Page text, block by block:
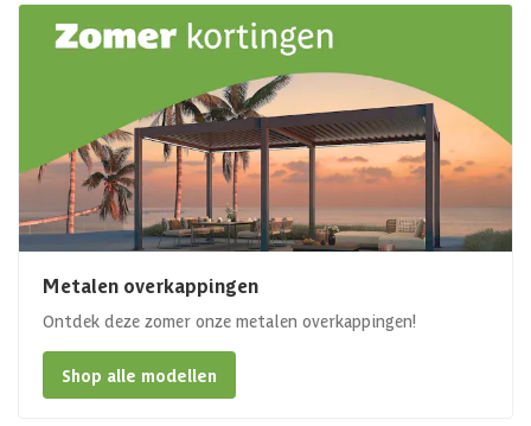
Metalen overkappingen
Ontdek deze zomer onze metalen overkappingen!
Shop alle modellen